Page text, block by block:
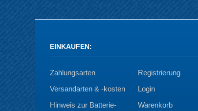
EINKAUFEN:
Zahlungsarten
Versandarten & -kosten
Hinweis zur Batterie-
Registrierung
Login
Warenkorb